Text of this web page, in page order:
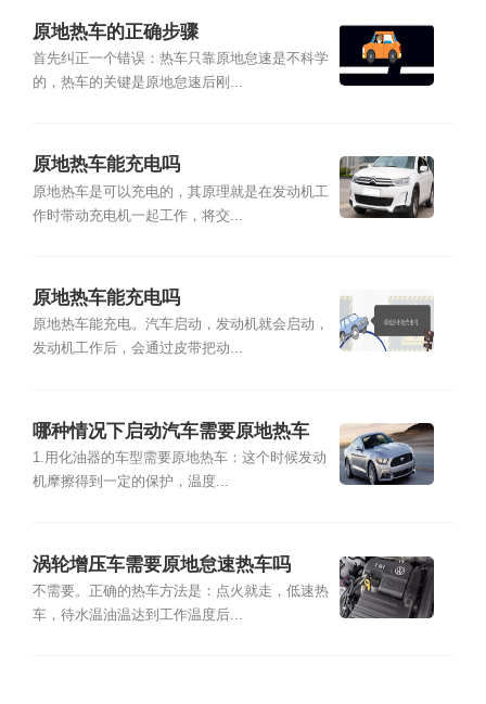
原地热车的正确步骤
首先纠正一个错误：热车只靠原地怠速是不科学
的，热车的关键是原地怠速后刚...
原地热车能充电吗
原地热车是可以充电的，其原理就是在发动机工
作时带动充电机一起工作，将交...
原地热车能充电吗
原地热车能充电。汽车启动，发动机就会启动，
发动机工作后，会通过皮带把动...
哪种情况下启动汽车需要原地热车
1.用化油器的车型需要原地热车：这个时候发动
机摩擦得到一定的保护，温度...
涡轮增压车需要原地怠速热车吗
不需要。正确的热车方法是：点火就走，低速热
车，待水温油温达到工作温度后...